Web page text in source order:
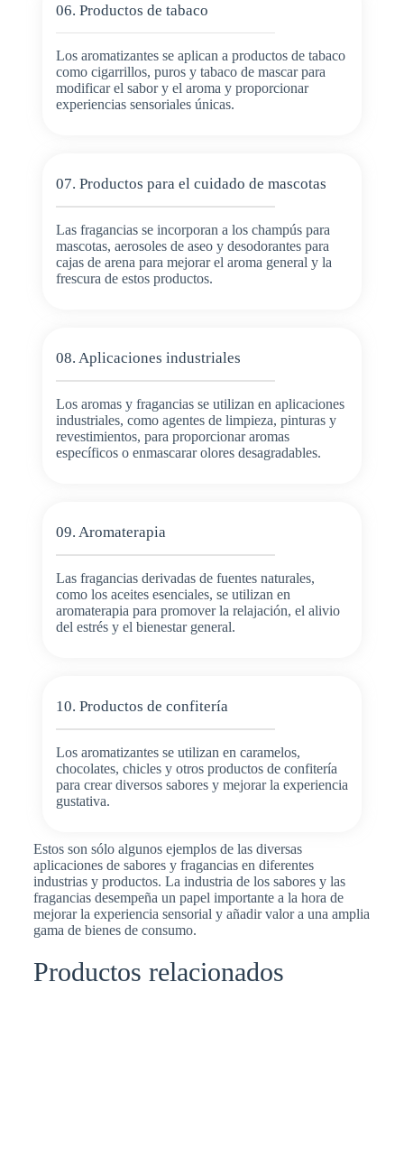
06. Productos de tabaco
Los aromatizantes se aplican a productos de tabaco
como cigarrillos, puros y tabaco de mascar para
modificar el sabor y el aroma y proporcionar
experiencias sensoriales únicas.
07. Productos para el cuidado de mascotas
Las fragancias se incorporan a los champús para
mascotas, aerosoles de aseo y desodorantes para
cajas de arena para mejorar el aroma general y la
frescura de estos productos.
08. Aplicaciones industriales
Los aromas y fragancias se utilizan en aplicaciones
industriales, como agentes de limpieza, pinturas y
revestimientos, para proporcionar aromas
específicos o enmascarar olores desagradables.
09. Aromaterapia
Las fragancias derivadas de fuentes naturales,
como los aceites esenciales, se utilizan en
aromaterapia para promover la relajación, el alivio
del estrés y el bienestar general.
10. Productos de confitería
Los aromatizantes se utilizan en caramelos,
chocolates, chicles y otros productos de confitería
para crear diversos sabores y mejorar la experiencia
gustativa.
Estos son sólo algunos ejemplos de las diversas
aplicaciones de sabores y fragancias en diferentes
industrias y productos. La industria de los sabores y las
fragancias desempeña un papel importante a la hora de
mejorar la experiencia sensorial y añadir valor a una amplia
gama de bienes de consumo.
Productos relacionados